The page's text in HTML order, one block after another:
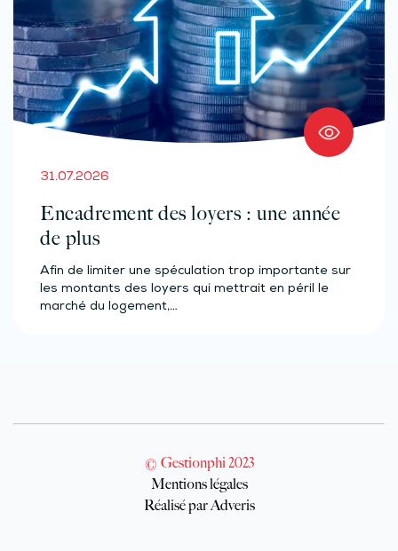
31.07.2026
Encadrement des loyers : une année
de plus
Afin de limiter une spéculation trop importante sur
les montants des loyers qui mettrait en péril le
marché du logement,…
© Gestionphi 2023
Mentions légales
Réalisé par Adveris